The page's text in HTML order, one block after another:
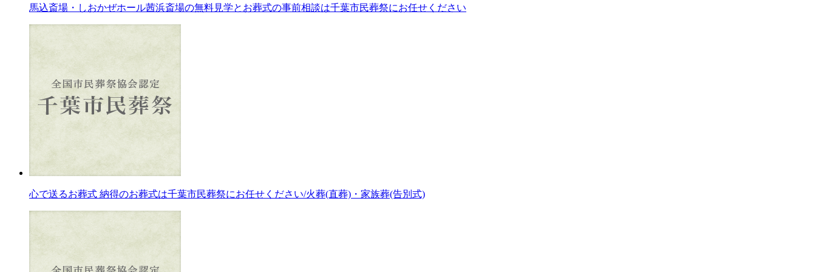
馬込斎場・しおかぜホール茜浜斎場の無料見学とお葬式の事前相談は千葉市民葬祭にお任せください
心で送るお葬式 納得のお葬式は千葉市民葬祭にお任せください/火葬(直葬)・家族葬(告別式)